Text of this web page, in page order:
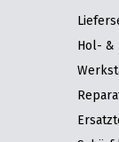
Hol- &